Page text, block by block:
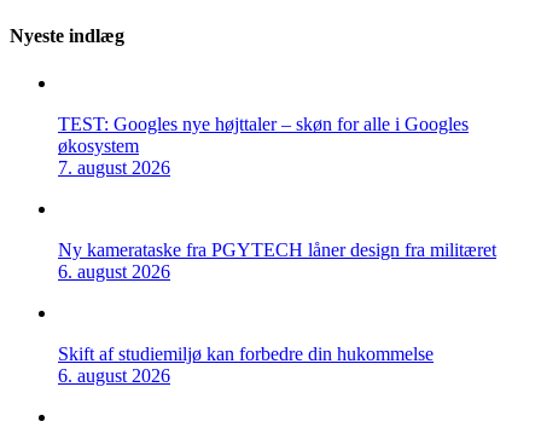
Nyeste indlæg
TEST: Googles nye højttaler – skøn for alle i Googles
økosystem
7. august 2026
Ny kamerataske fra PGYTECH låner design fra militæret
6. august 2026
Skift af studiemiljø kan forbedre din hukommelse
6. august 2026